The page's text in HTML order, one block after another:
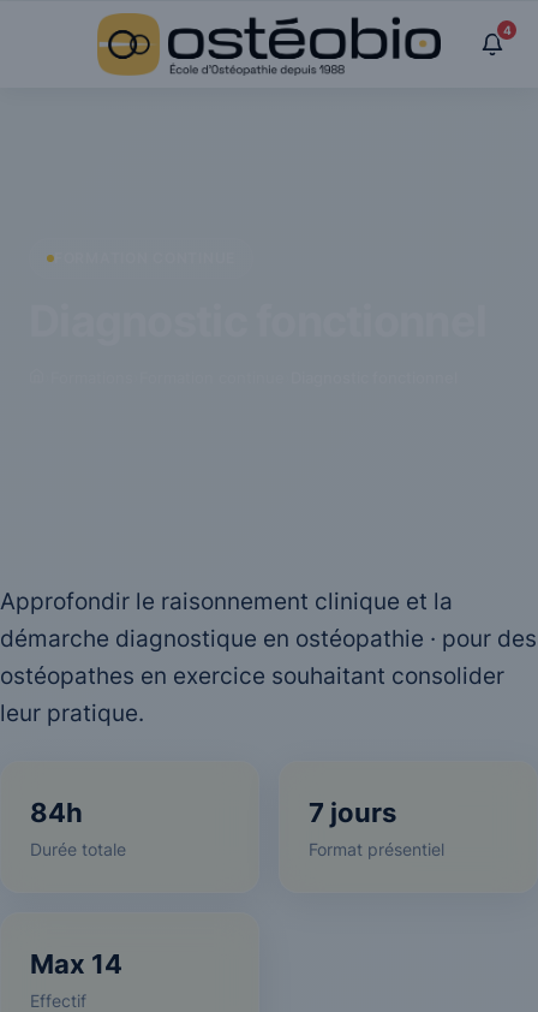
4
Approfondir le raisonnement clinique et la
démarche diagnostique en ostéopathie · pour des
ostéopathes en exercice souhaitant consolider
leur pratique.
84h
Durée totale
7 jours
Format présentiel
Max 14
Effectif
Panneau de gestion des cookies